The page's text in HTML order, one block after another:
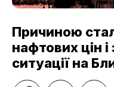
Причиною
нафтових цін
ситуації на